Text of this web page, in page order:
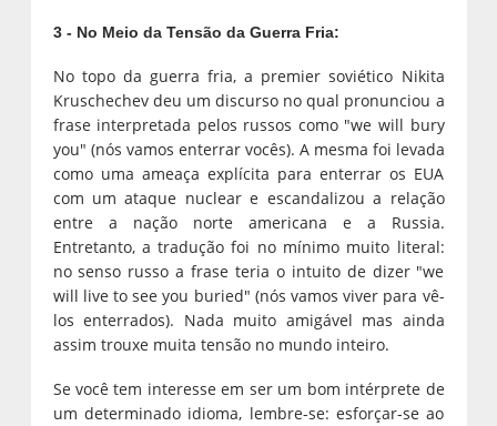
3 - No Meio da Tensão da Guerra Fria:
No topo da guerra fria, a premier soviético Nikita
Kruschechev deu um discurso no qual pronunciou a
frase interpretada pelos russos como "we will bury
you" (nós vamos enterrar vocês). A mesma foi levada
como uma ameaça explícita para enterrar os EUA
com um ataque nuclear e escandalizou a relação
entre a nação norte americana e a Russia.
Entretanto, a tradução foi no mínimo muito literal:
no senso russo a frase teria o intuito de dizer "we
will live to see you buried" (nós vamos viver para vê-
los enterrados). Nada muito amigável mas ainda
assim trouxe muita tensão no mundo inteiro.
Se você tem interesse em ser um bom intérprete de
um determinado idioma, lembre-se: esforçar-se ao